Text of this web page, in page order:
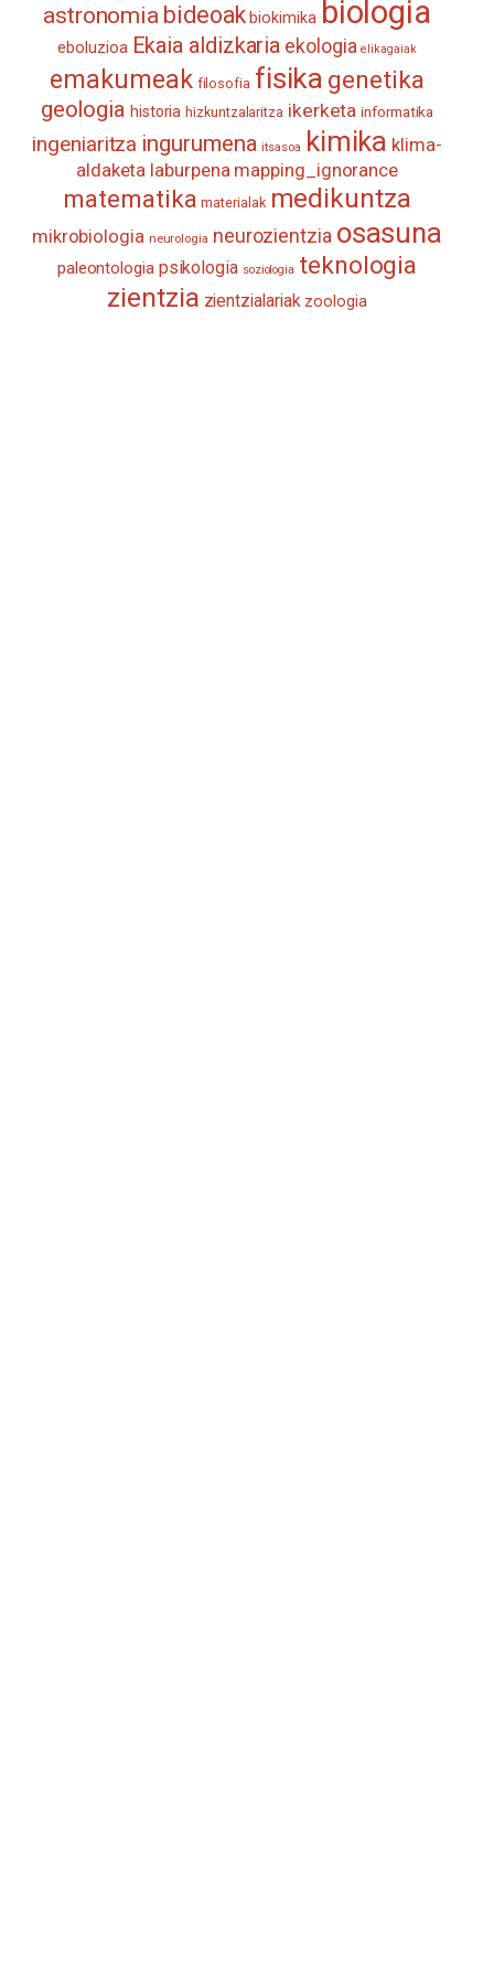
astronomia bideoak biokimika biologia
eboluzioa Ekaia aldizkaria ekologia elikagaiak
emakumeak filosofia fisika genetika
geologia historia hizkuntzalaritza ikerketa informatika
ingeniaritza ingurumena itsasoa kimika klima-
aldaketa laburpena mapping_ignorance
matematika materialak medikuntza
mikrobiologia neurologia neurozientzia osasuna
paleontologia psikologia soziologia teknologia
zientzia zientzialariak zoologia